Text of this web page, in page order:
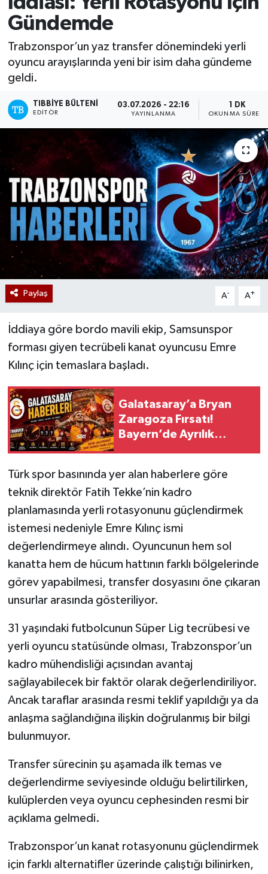
Gündemde
Trabzonspor’un yaz transfer dönemindeki yerli
oyuncu arayışlarında yeni bir isim daha gündeme
geldi.
TIBBIYE BÜLTENI
EDITÖR
03.07.2026 - 22:16
YAYINLANMA
1 DK
OKUNMA SÜRESI
Paylaş A- A+
İddiaya göre bordo mavili ekip, Samsunspor
forması giyen tecrübeli kanat oyuncusu Emre
Kılınç için temaslara başladı.
Galatasaray’a Bryan
Zaragoza Fırsatı!
Bayern’de Ayrılık
Türk spor basınında yer alan haberlere göre
teknik direktör Fatih Tekke’nin kadro
planlamasında yerli rotasyonunu güçlendirmek
istemesi nedeniyle Emre Kılınç ismi
değerlendirmeye alındı. Oyuncunun hem sol
kanatta hem de hücum hattının farklı bölgelerinde
görev yapabilmesi, transfer dosyasını öne çıkaran
unsurlar arasında gösteriliyor.
31 yaşındaki futbolcunun Süper Lig tecrübesi ve
yerli oyuncu statüsünde olması, Trabzonspor’un
kadro mühendisliği açısından avantaj
sağlayabilecek bir faktör olarak değerlendiriliyor.
Ancak taraflar arasında resmi teklif yapıldığı ya da
anlaşma sağlandığına ilişkin doğrulanmış bir bilgi
bulunmuyor.
Transfer sürecinin şu aşamada ilk temas ve
değerlendirme seviyesinde olduğu belirtilirken,
kulüplerden veya oyuncu cephesinden resmi bir
açıklama gelmedi.
Trabzonspor’un kanat rotasyonunu güçlendirmek
için farklı alternatifler üzerinde çalıştığı bilinirken,
Yazarlar